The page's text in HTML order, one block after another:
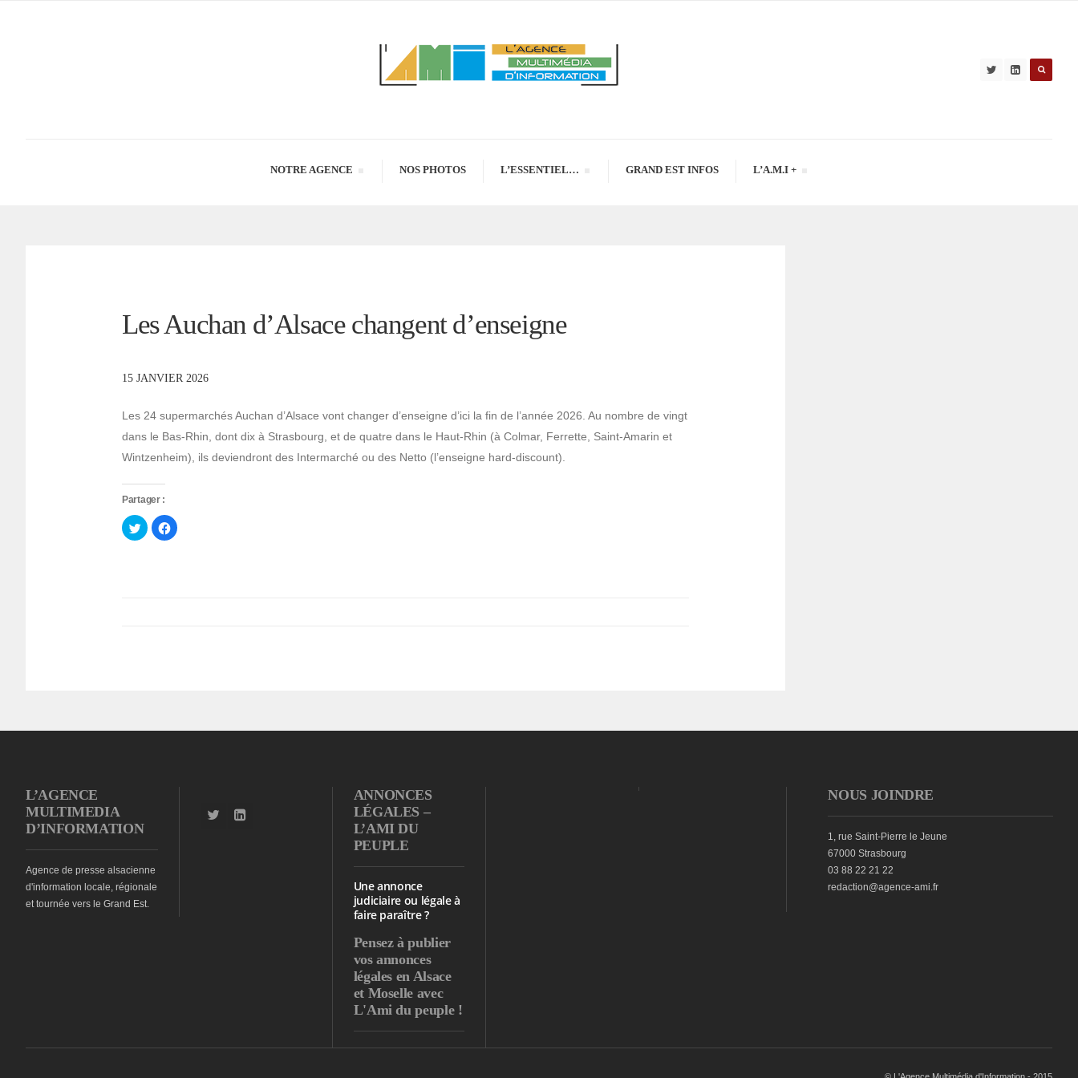
NOTRE AGENCE NOS PHOTOS L’ESSENTIEL… GRAND EST INFOS L’A.M.I +
Les Auchan d’Alsace changent d’enseigne
15 JANVIER 2026
Les 24 supermarchés Auchan d’Alsace vont changer d’enseigne d’ici la fin de l’année 2026. Au nombre de vingt
dans le Bas-Rhin, dont dix à Strasbourg, et de quatre dans le Haut-Rhin (à Colmar, Ferrette, Saint-Amarin et
Wintzenheim), ils deviendront des Intermarché ou des Netto (l’enseigne hard-discount).
Partager :
Cliquez
pour
partager
Cliquez
pour
L’AGENCE
MULTIMEDIA
D’INFORMATION
Agence de presse alsacienne
d'information locale, régionale
et tournée vers le Grand Est.
ANNONCES
LÉGALES –
L’AMI DU
PEUPLE
Une annonce
judiciaire ou légale à
faire paraître ?
Pensez à publier
vos annonces
légales en Alsace
et Moselle avec
L'Ami du peuple !
NOUS JOINDRE
1, rue Saint-Pierre le Jeune
67000 Strasbourg
03 88 22 21 22
redaction@agence-ami.fr